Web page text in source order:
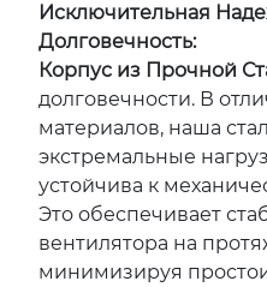
Исключительная
Долговечность:
Корпус из Прочной
долговечности. В
материалов, наша
экстремальные
устойчива к
Это обеспечивает
вентилятора на
минимизируя